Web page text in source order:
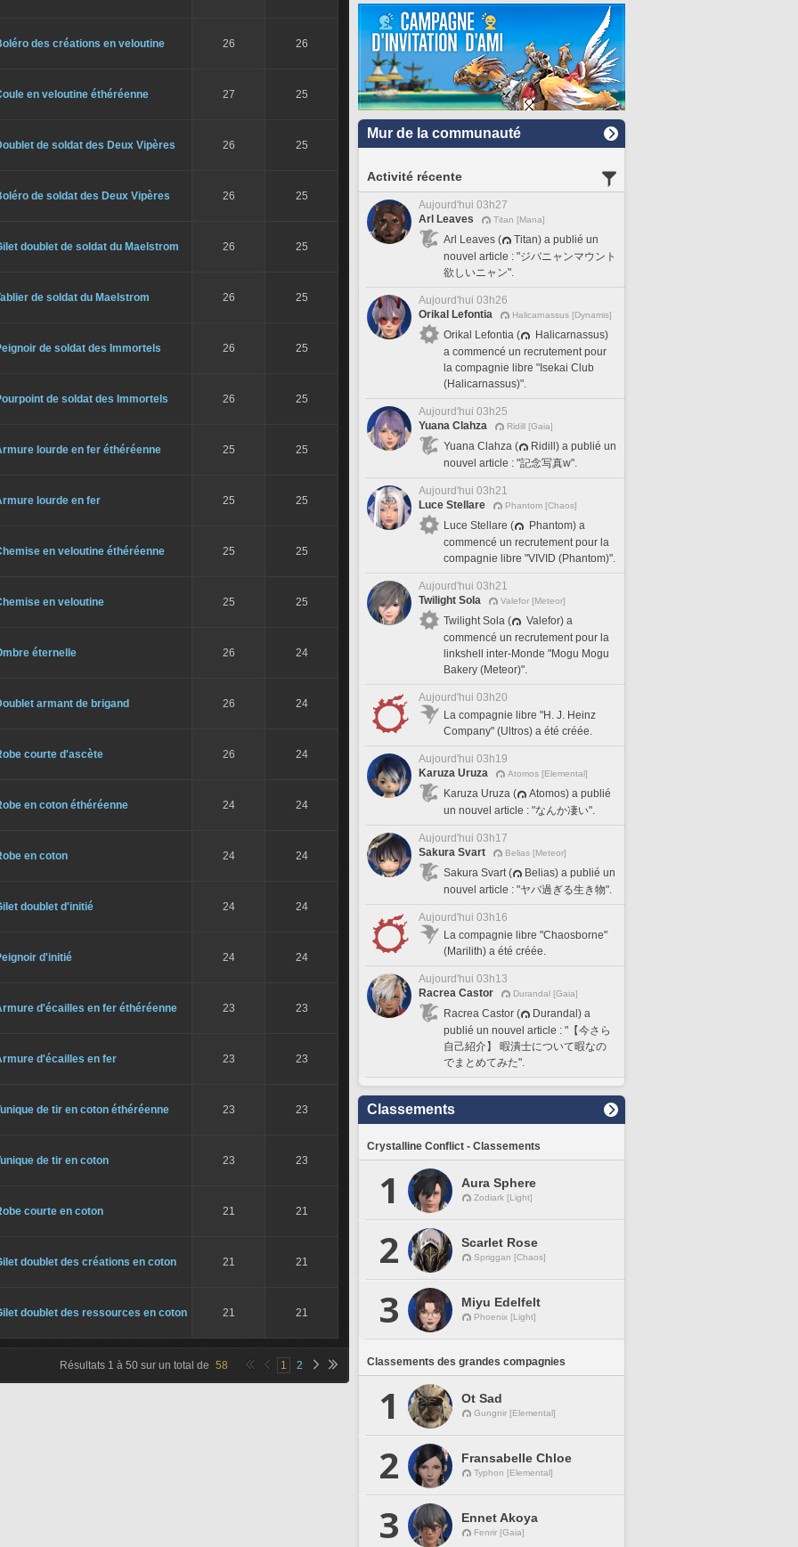
des créations en veloutine 26 26
en veloutine éthéréenne 27 25
de soldat des Deux Vipères 26 25
de soldat des Deux Vipères 26 25
doublet de soldat du Maelstrom 26 25
de soldat du Maelstrom 26 25
de soldat des Immortels 26 25
de soldat des Immortels 26 25
lourde en fer éthéréenne 25 25
lourde en fer 25 25
en veloutine éthéréenne 25 25
en veloutine 25 25
éternelle 26 24
armant de brigand 26 24
courte d'ascète 26 24
en coton éthéréenne 24 24
en coton 24 24
doublet d'initié 24 24
d'initié 24 24
d'écailles en fer éthéréenne 23 23
d'écailles en fer 23 23
de tir en coton éthéréenne 23 23
de tir en coton 23 23
courte en coton 21 21
doublet des créations en coton 21 21
doublet des ressources en coton 21 21
Résultats 1 à 50 sur un total de 58 1 2
Mur de la communauté
Activité récente
Aujourd'hui 03h27
Arl Leaves
Titan [Mana]
Arl Leaves (
Titan) a publié un
nouvel article : "ジバニャンマウント
欲しいニャン".
Aujourd'hui 03h26
Orikal Lefontia
Halicarnassus [Dynamis]
Orikal Lefontia (
Halicarnassus)
a commencé un recrutement pour
la compagnie libre "Isekai Club
(Halicarnassus)".
Aujourd'hui 03h25
Yuana Clahza
Ridill [Gaia]
Yuana Clahza (
Ridill) a publié un
nouvel article : "記念写真w".
Aujourd'hui 03h21
Luce Stellare
Phantom [Chaos]
Luce Stellare (
Phantom) a
commencé un recrutement pour la
compagnie libre "VIVID (Phantom)".
Aujourd'hui 03h21
Twilight Sola
Valefor [Meteor]
Twilight Sola (
Valefor) a
commencé un recrutement pour la
linkshell inter-Monde "Mogu Mogu
Bakery (Meteor)".
Aujourd'hui 03h20
La compagnie libre "H. J. Heinz
Company" (Ultros) a été créée.
Aujourd'hui 03h19
Karuza Uruza
Atomos [Elemental]
Karuza Uruza (
Atomos) a publié
un nouvel article : "なんか凄い".
Aujourd'hui 03h17
Sakura Svart
Belias [Meteor]
Sakura Svart (
Belias) a publié un
nouvel article : "ヤバ過ぎる生き物".
Aujourd'hui 03h16
La compagnie libre "Chaosborne"
(Marilith) a été créée.
Aujourd'hui 03h13
Racrea Castor
Durandal [Gaia]
Racrea Castor (
Durandal) a
publié un nouvel article : "【今さら
自己紹介】 暇潰士について暇なの
でまとめてみた".
Classements
Crystalline Conflict - Classements
1 Aura Sphere
Zodiark [Light]
2 Scarlet Rose
Spriggan [Chaos]
3 Miyu Edelfelt
Phoenix [Light]
Classements des grandes compagnies
1 Ot Sad
Gungnir [Elemental]
2 Fransabelle Chloe
Typhon [Elemental]
3 Ennet Akoya
Fenrir [Gaia]